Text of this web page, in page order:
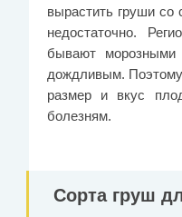
вырастить груши со
недостаточно.
бывают
дождливым.
размер и вкус
болезням.
Сорта груш